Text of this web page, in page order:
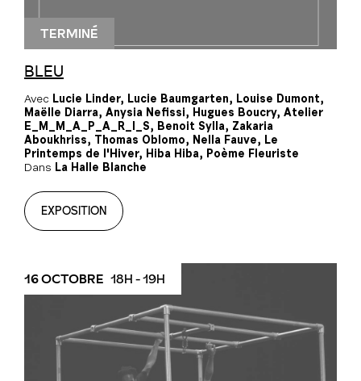
TERMINÉ
BLEU
Avec Lucie Linder, Lucie Baumgarten, Louise Dumont,
Maëlle Diarra, Anysia Nefissi, Hugues Boucry, Atelier
E_M_M_A_P_A_R_I_S, Benoit Sylla, Zakaria
Aboukhriss, Thomas Oblomo, Nella Fauve, Le
Printemps de l'Hiver, Hiba Hiba, Poème Fleuriste
Dans La Halle Blanche
EXPOSITION
16 OCTOBRE 18H - 19H